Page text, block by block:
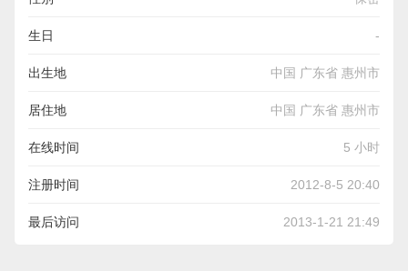
生日 -
出生地 中国 广东省 惠州市
居住地 中国 广东省 惠州市
在线时间 5 小时
注册时间 2012-8-5 20:40
最后访问 2013-1-21 21:49